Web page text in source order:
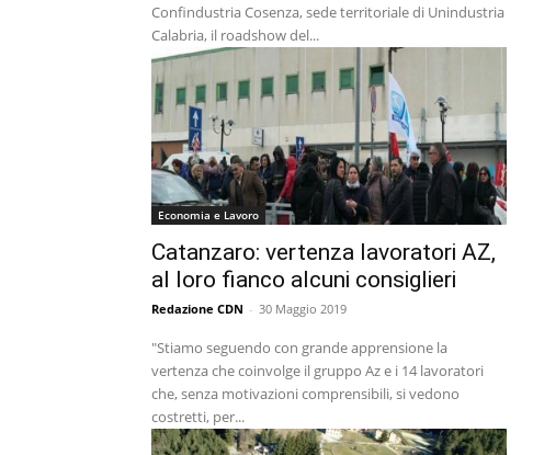
Confindustria Cosenza, sede territoriale di Unindustria
Calabria, il roadshow del...
Economia e Lavoro
Catanzaro: vertenza lavoratori AZ,
al loro fianco alcuni consiglieri
Redazione CDN - 30 Maggio 2019
"Stiamo seguendo con grande apprensione la
vertenza che coinvolge il gruppo Az e i 14 lavoratori
che, senza motivazioni comprensibili, si vedono
costretti, per...